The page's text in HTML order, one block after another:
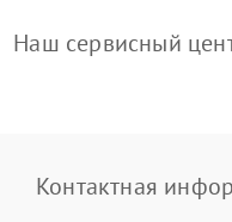
Наш сервисный
Контактная